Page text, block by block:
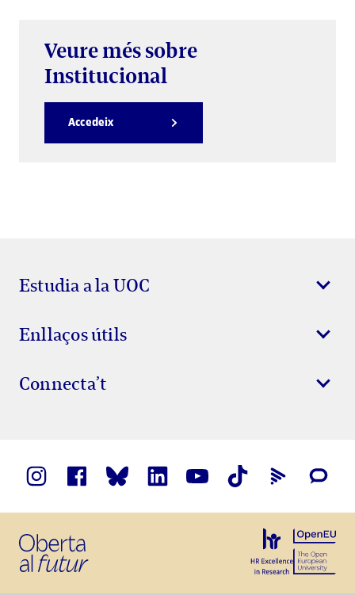
Veure més sobre
Institucional
Accedeix
Estudia a la UOC
Enllaços útils
Connecta’t